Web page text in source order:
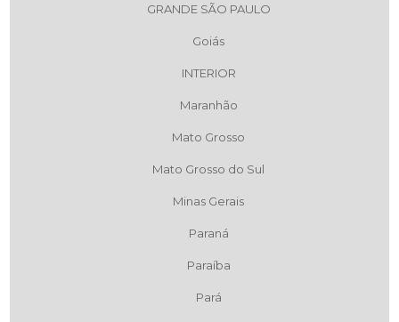
GRANDE SÃO PAULO
Goiás
INTERIOR
Maranhão
Mato Grosso
Mato Grosso do Sul
Minas Gerais
Paraná
Paraíba
Pará